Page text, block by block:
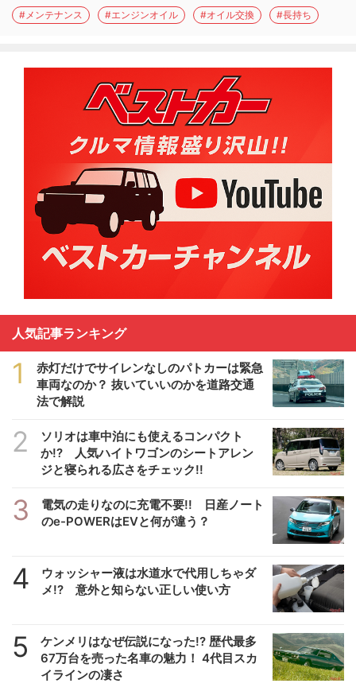
#メンテナンス #エンジンオイル #オイル交換 #長持ち
人気記事ランキング
1
赤灯だけでサイレンなしのパトカーは緊急
車両なのか？ 抜いていいのかを道路交通
法で解説
2
ソリオは車中泊にも使えるコンパクト
か!? 人気ハイトワゴンのシートアレン
ジと寝られる広さをチェック!!
3
電気の走りなのに充電不要!! 日産ノート
のe-POWERはEVと何が違う？
4
ウォッシャー液は水道水で代用しちゃダ
メ!? 意外と知らない正しい使い方
5
ケンメリはなぜ伝説になった!? 歴代最多
67万台を売った名車の魅力！ 4代目スカ
イラインの凄さ